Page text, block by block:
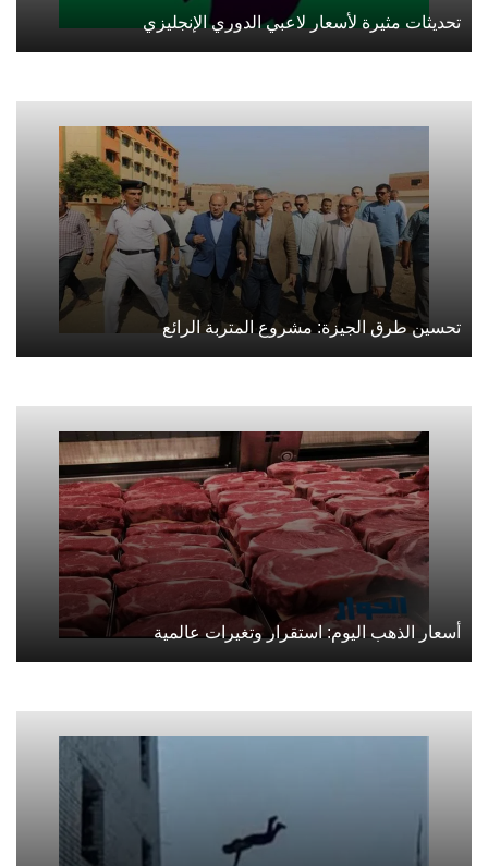
تحديثات مثيرة لأسعار لاعبي الدوري الإنجليزي
تحسين طرق الجيزة: مشروع المتربة الرائع
أسعار الذهب اليوم: استقرار وتغيرات عالمية